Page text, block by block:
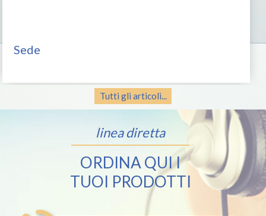
Sede
Tutti gli articoli...
linea diretta
ORDINA QUI I
TUOI PRODOTTI